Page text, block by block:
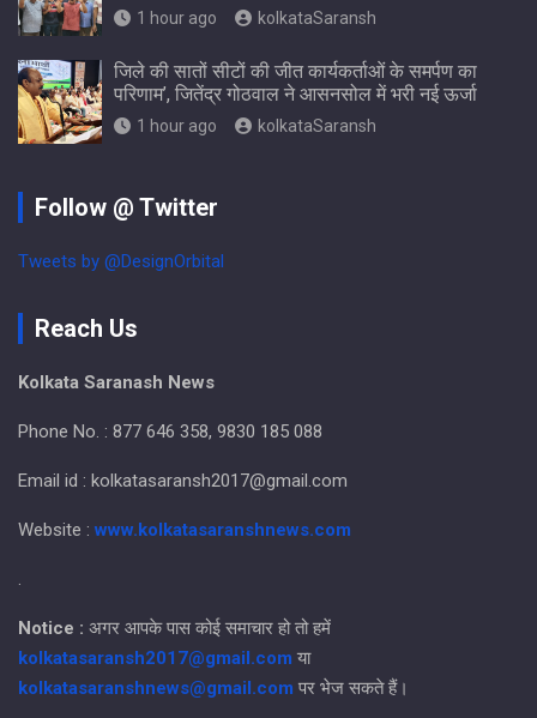
1 hour ago kolkataSaransh
जिले की सातों सीटों की जीत कार्यकर्ताओं के समर्पण का
परिणाम’, जितेंद्र गोठवाल ने आसनसोल में भरी नई ऊर्जा
1 hour ago kolkataSaransh
Follow @ Twitter
Tweets by @DesignOrbital
Reach Us
Kolkata Saranash News
Phone No. : 877 646 358, 9830 185 088
Email id : kolkatasaransh2017@gmail.com
Website : www.kolkatasaranshnews.com
.
Notice : अगर आपके पास कोई समाचार हो तो हमें
kolkatasaransh2017@gmail.com या
kolkatasaranshnews@gmail.com पर भेज सकते हैं।